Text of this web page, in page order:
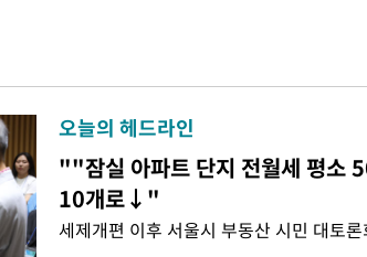
오늘의 헤드라인
""잠실 아파트 단지 전월세 평소
10개로↓"
세제개편 이후 서울시 부동산 시민 대토론